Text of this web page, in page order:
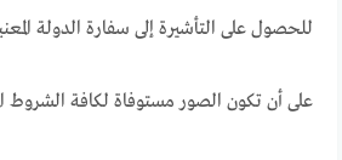
للحصول على التأشيرة إلى سفارة الدولة
على أن تكون الصور مستوفاة لكافة الشروط